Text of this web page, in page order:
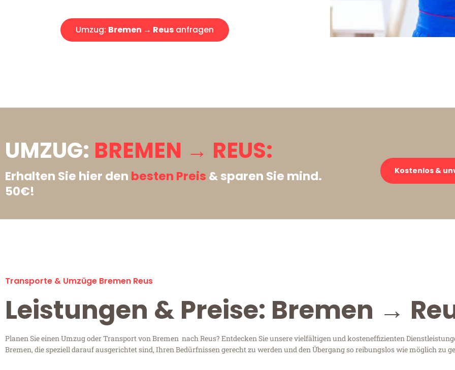
Umzug: Bremen → Reus anfragen
UMZUG: BREMEN → REUS:
Erhalten Sie hier den besten Preis & sparen Sie mind.
50€!
Kostenlos &
Transporte & Umzüge Bremen Reus
Leistungen & Preise: Bremen →
Planen Sie einen Umzug oder Transport von Bremen nach Reus? Entdecken Sie unsere vielfältigen und kosteneffizienten
Bremen, die speziell darauf ausgerichtet sind, Ihren Bedürfnissen gerecht zu werden und den Übergang so reibungslos wie möglich zu